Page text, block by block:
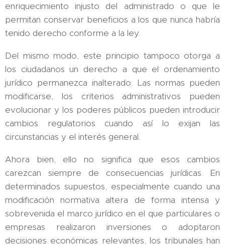
enriquecimiento injusto del administrado o que le
permitan conservar beneficios a los que nunca habría
tenido derecho conforme a la ley.
Del mismo modo, este principio tampoco otorga a
los ciudadanos un derecho a que el ordenamiento
jurídico permanezca inalterado. Las normas pueden
modificarse, los criterios administrativos pueden
evolucionar y los poderes públicos pueden introducir
cambios regulatorios cuando así lo exijan las
circunstancias y el interés general.
Ahora bien, ello no significa que esos cambios
carezcan siempre de consecuencias jurídicas. En
determinados supuestos, especialmente cuando una
modificación normativa altera de forma intensa y
sobrevenida el marco jurídico en el que particulares o
empresas realizaron inversiones o adoptaron
decisiones económicas relevantes, los tribunales han